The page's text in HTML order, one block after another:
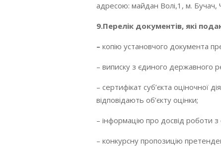
адресою: майдан Волі,1, м. Бучач,
9.Перелік документів, які
–копію установчого документа
– виписку з єдиного державного
– сертифікат суб’єкта оціночної
відповідають об’єкту оцінки;
– інформацію про досвід роботи з
– конкурсну пропозицію